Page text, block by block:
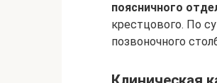
поясничного
крестцового. По
позвоночного